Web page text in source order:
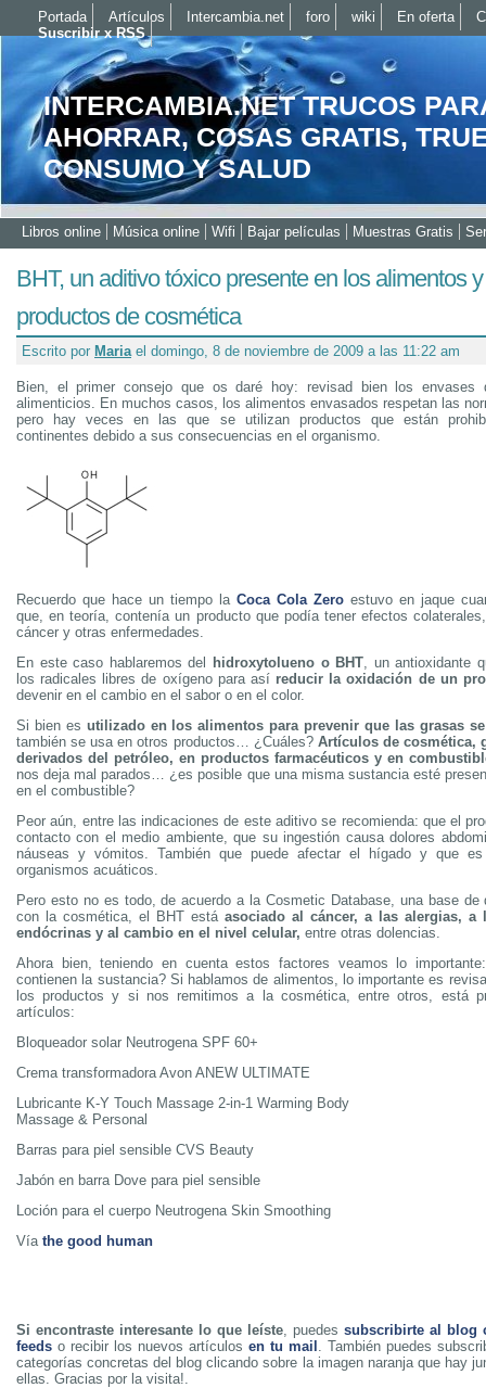
INTERCAMBIA.NET TRUCOS
AHORRAR, COSAS GRATIS,
CONSUMO Y SALUD
Libros online Música online Wifi Bajar películas Muestras Gratis
BHT, un aditivo tóxico presente en los alimentos
productos de cosmética
Escrito por Mariael domingo, 8 de noviembre de 2009 a las 11:22 am
Bien, el primer consejo que os daré hoy: revisad bien los envases
alimenticios. En muchos casos, los alimentos envasados respetan las
pero hay veces en las que se utilizan productos que están
continentes debido a sus consecuencias en el organismo.
Recuerdo que hace un tiempo laCoca Cola Zero estuvo en jaque
que, en teoría, contenía un producto que podía tener efectos
cáncer y otras enfermedades.
En este caso hablaremos del
hidroxytolueno o BHT, un antioxidante
los radicales libres de oxígeno para así reducir la oxidación de un
devenir en el cambio en el sabor o en el color.
Si bien es utilizado en los alimentos para prevenir que las grasas
también se usa en otros productos… ¿Cuáles?Artículos de cosmética,
derivados del petróleo, en productos farmacéuticos y en
nos deja mal parados… ¿es posible que una misma sustancia esté
en el combustible?
Peor aún, entre las indicaciones de este aditivo se recomienda: que el
contacto con el medio ambiente, que su ingestión causa dolores
náuseas y vómitos. También que puede afectar el hígado y que
organismos acuáticos.
Pero esto no es todo, de acuerdo a la Cosmetic Database, una base de
con la cosmética, el BHT estáasociado al cáncer, a las alergias, a
endócrinas y al cambio en el nivel celular, entre otras dolencias.
Ahora bien, teniendo en cuenta estos factores veamos lo
contienen la sustancia? Si hablamos de alimentos, lo importante es
los productos y si nos remitimos a la cosmética, entre otros, está
artículos:
Bloqueador solar Neutrogena SPF 60+
Crema transformadora Avon ANEW ULTIMATE
Lubricante K-Y Touch Massage 2-in-1 Warming Body
Massage & Personal
Barras para piel sensible CVS Beauty
Jabón en barra Dove para piel sensible
Loción para el cuerpo Neutrogena Skin Smoothing
Vía the good human
Si encontraste interesante lo que leíste, puedessubscribirte al blog
feeds o recibir los nuevos artículosen tu mail . También puedes
categorías concretas del blog clicando sobre la imagen naranja que hay
ellas. Gracias por la visita!.
Portada Artículos Intercambia.net foro wiki En oferta
Suscribir x RSS